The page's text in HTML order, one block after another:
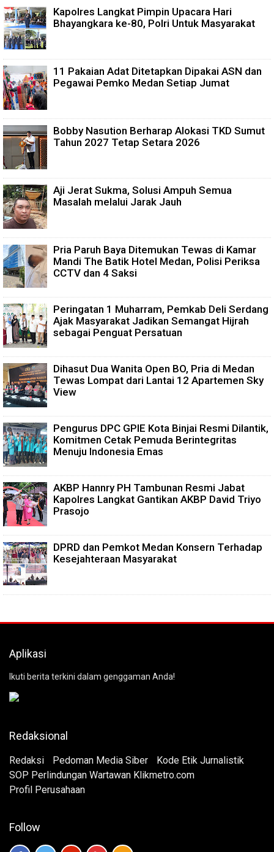
Kapolres Langkat Pimpin Upacara Hari
Bhayangkara ke-80, Polri Untuk Masyarakat
11 Pakaian Adat Ditetapkan Dipakai ASN dan
Pegawai Pemko Medan Setiap Jumat
Bobby Nasution Berharap Alokasi TKD Sumut
Tahun 2027 Tetap Setara 2026
Aji Jerat Sukma, Solusi Ampuh Semua
Masalah melalui Jarak Jauh
Pria Paruh Baya Ditemukan Tewas di Kamar
Mandi The Batik Hotel Medan, Polisi Periksa
CCTV dan 4 Saksi
Peringatan 1 Muharram, Pemkab Deli Serdang
Ajak Masyarakat Jadikan Semangat Hijrah
sebagai Penguat Persatuan
Dihasut Dua Wanita Open BO, Pria di Medan
Tewas Lompat dari Lantai 12 Apartemen Sky
View
Pengurus DPC GPIE Kota Binjai Resmi Dilantik,
Komitmen Cetak Pemuda Berintegritas
Menuju Indonesia Emas
AKBP Hannry PH Tambunan Resmi Jabat
Kapolres Langkat Gantikan AKBP David Triyo
Prasojo
DPRD dan Pemkot Medan Konsern Terhadap
Kesejahteraan Masyarakat
Aplikasi
Ikuti berita terkini dalam genggaman Anda!
Redaksional
Redaksi Pedoman Media Siber
Kode Etik Jurnalistik
SOP Perlindungan Wartawan Klikmetro.com
Profil Perusahaan
Follow